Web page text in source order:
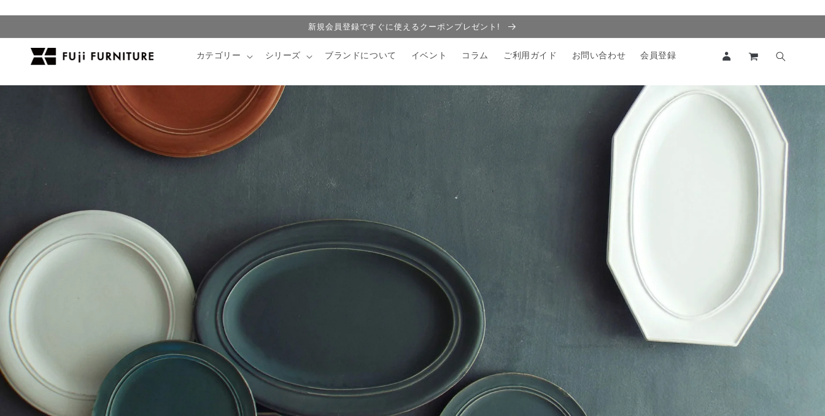
ンツに
新規会員登録ですぐに使えるクーポンプレゼント!
カテゴリー シリーズ ブランドについて イベント コラム ご利用ガイド お問い合わせ 会員登録
イ
カ
ー